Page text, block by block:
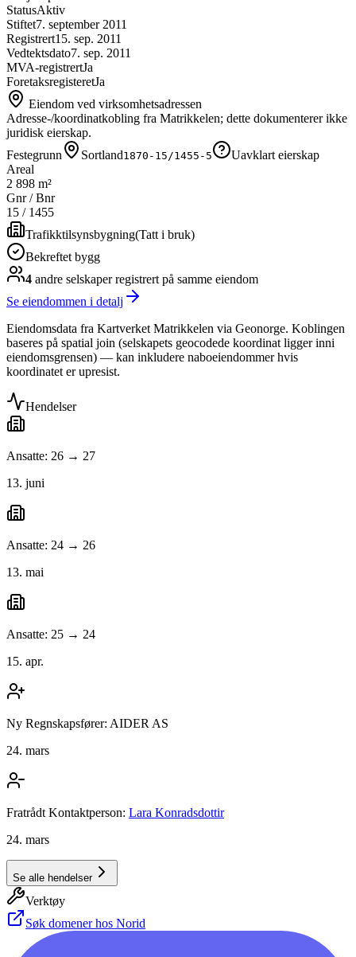
StatusAktiv
Stiftet7. september 2011
Registrert15. sep. 2011
Vedtektsdato7. sep. 2011
MVA-registrertJa
ForetaksregisteretJa
Eiendom ved virksomhetsadressen
Adresse-/koordinatkobling fra Matrikkelen; dette dokumenterer ikke
juridisk eierskap.
Festegrunn
Sortland1870-15/1455-5
Uavklart eierskap
Areal
2 898 m²
Gnr / Bnr
15 / 1455
Trafikktilsynsbygning(Tatt i bruk)
Bekreftet bygg
4 andre selskaperregistrert på samme eiendom
Se eiendommen i detalj
Eiendomsdata fra Kartverket Matrikkelen via Geonorge. Koblingen
baseres på spatial join (selskapets geocodede koordinat ligger inni
eiendomsgrensen) — kan inkludere naboeiendommer hvis
koordinatet er upresist.
Hendelser
Ansatte: 26 → 27
13. juni
Ansatte: 24 → 26
13. mai
Ansatte: 25 → 24
15. apr.
Ny Regnskapsfører: AIDER AS
24. mars
Fratrådt Kontaktperson: Lara Konradsdottir
24. mars
Se alle hendelser
Verktøy
Søk domener hos Norid